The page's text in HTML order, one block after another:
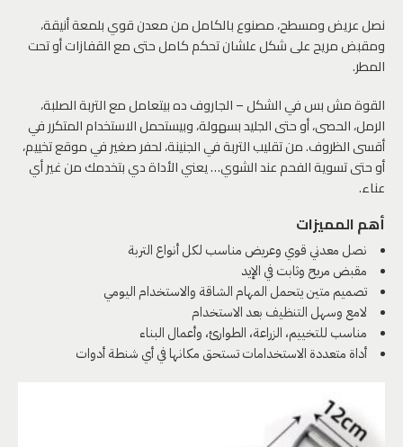
نصل عريض ومسطح، مصنوع بالكامل من معدن قوي بلمعة أنيقة،
ومقبض مريح على شكل علشان تحكم كامل حتى مع القفازات أو تحت
المطر.
القوة مش بس في الشكل – الجاروف ده بيتعامل مع التربة الصلبة،
الرمل، الحصى، أو حتى الجليد بسهولة، وبيستحمل الاستخدام المتكرر في
أقسى الظروف. من تقليب التربة في الجنينة، لحفر صغير في موقع تخييم،
أو حتى تسوية الفحم عند الشوي… يعني الأداة دي بتخدمك من غير أي
عناء.
أهم المميزات
نصل معدني قوي وعريض مناسب لكل أنواع التربة
مقبض مريح وثابت في الإيد
تصميم متين يتحمل المهام الشاقة والاستخدام اليومي
لامع وسهل التنظيف بعد الاستخدام
مناسب للتخييم، الزراعة، الطوارئ، وأعمال البناء
أداة متعددة الاستخدامات تستحق مكانها في أي شنطة أدوات